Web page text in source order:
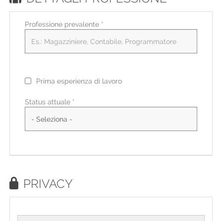
Professione prevalente *
Prima esperienza di lavoro
Status attuale *
PRIVACY